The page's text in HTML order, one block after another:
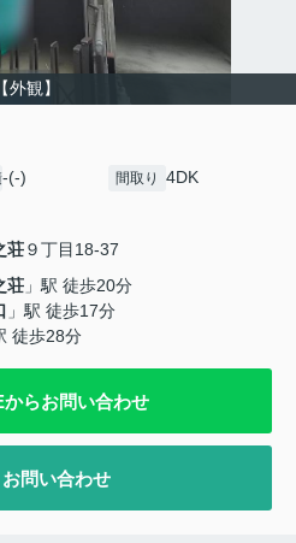
【外観】
-(-) 間取り 4DK
荘９丁目18-37
荘 」駅 徒歩20分
」駅 徒歩17分
徒歩28分
からお問い合わせ
お問い合わせ